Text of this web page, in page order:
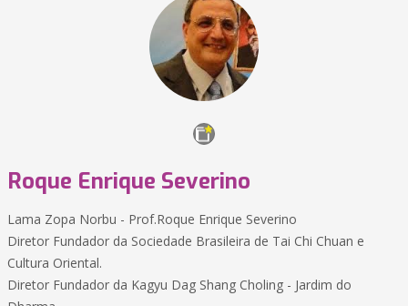
Roque Enrique Severino
Lama Zopa Norbu - Prof.Roque Enrique Severino
Diretor Fundador da Sociedade Brasileira de Tai Chi Chuan e
Cultura Oriental.
Diretor Fundador da Kagyu Dag Shang Choling - Jardim do